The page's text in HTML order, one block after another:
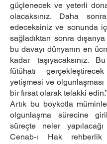
güçlenecek ve yeterli
olacaksınız. Daha
edeceksiniz ve sonunda
sağladıktan sonra
bu davayı dünyanın en
kadar taşıyacaksınız.
fütühatı
yetişmesi ve
bir fırsat olarak telakki edin.”
Artık bu boykotla
olgunlaşma sürecine
süreçte neler
Cenab-ı Hak rehberlik